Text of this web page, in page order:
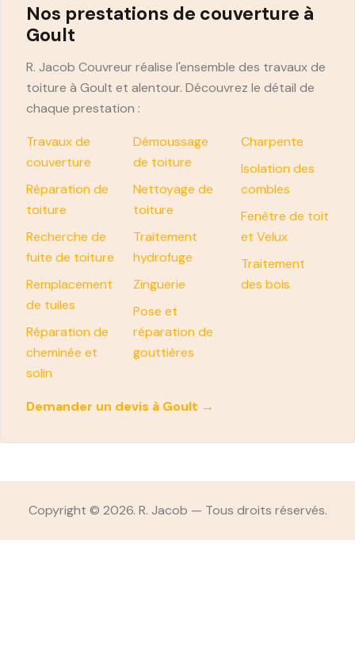
Nos prestations de couverture à
Goult
R. Jacob Couvreur réalise l'ensemble des travaux de
toiture à Goult et alentour. Découvrez le détail de
chaque prestation :
Travaux de
couverture
Réparation de
toiture
Recherche de
fuite de toiture
Remplacement
de tuiles
Réparation de
cheminée et
solin
Démoussage
de toiture
Nettoyage de
toiture
Traitement
hydrofuge
Zinguerie
Pose et
réparation de
gouttières
Charpente
Isolation des
combles
Fenêtre de toit
et Velux
Traitement
des bois
Demander un devis à Goult →
Copyright © 2026. R. Jacob — Tous droits réservés.